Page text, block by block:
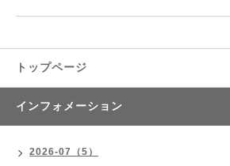
トップページ
インフォメーション
2026-07（5）